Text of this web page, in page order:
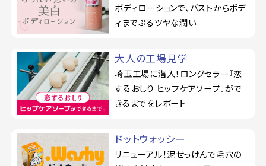
ボディローションで、バストからボデ
ィまでぷるツヤな潤い
大人の工場見学
埼玉工場に潜入！ロングセラー『恋
するおしり ヒップケアソープ』がで
きるまでをレポート
ドットウォッシー
リニューアル！泥せっけんで毛穴の